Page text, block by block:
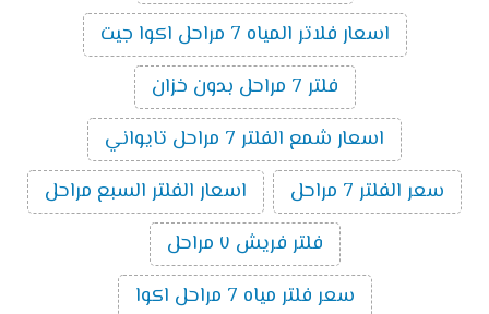
اسعار فلاتر المياه 7 مراحل اكوا جيت
فلتر 7 مراحل بدون خزان
اسعار شمع الفلتر 7 مراحل تايواني
سعر الفلتر 7 مراحل
اسعار الفلتر السبع مراحل
فلتر فريش ٧ مراحل
سعر فلتر مياه 7 مراحل اكوا